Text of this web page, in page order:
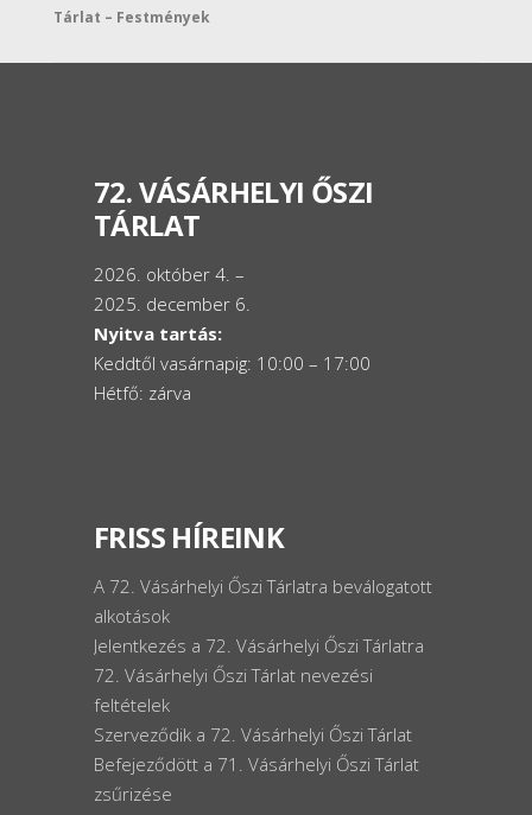
Tárlat – Festmények
72. VÁSÁRHELYI ŐSZI
TÁRLAT
2026. október 4. –
2025. december 6.
Nyitva tartás:
Keddtől vasárnapig: 10:00 – 17:00
Hétfő: zárva
FRISS HÍREINK
A 72. Vásárhelyi Őszi Tárlatra beválogatott
alkotások
Jelentkezés a 72. Vásárhelyi Őszi Tárlatra
72. Vásárhelyi Őszi Tárlat nevezési
feltételek
Szerveződik a 72. Vásárhelyi Őszi Tárlat
Befejeződött a 71. Vásárhelyi Őszi Tárlat
zsűrizése